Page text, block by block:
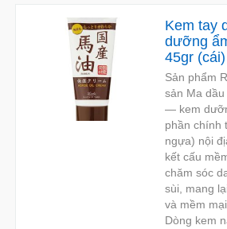
Kem tay
dưỡng
45gr (cái)
Sản phẩm
sản Ma
— kem
phần chính
ngựa) nội
kết cấu
chăm sóc
sùi, mang
và mềm
Dòng kem